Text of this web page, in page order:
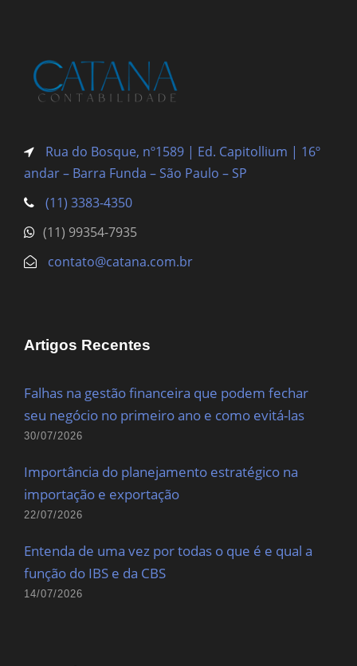
Rua do Bosque, nº1589 | Ed. Capitollium | 16º
andar – Barra Funda – São Paulo – SP
(11) 3383-4350
(11) 99354-7935
contato@catana.com.br
Artigos Recentes
Falhas na gestão financeira que podem fechar
seu negócio no primeiro ano e como evitá-las
30/07/2026
Importância do planejamento estratégico na
importação e exportação
22/07/2026
Entenda de uma vez por todas o que é e qual a
função do IBS e da CBS
14/07/2026